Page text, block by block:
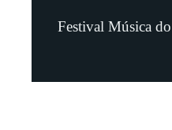
Festival Música